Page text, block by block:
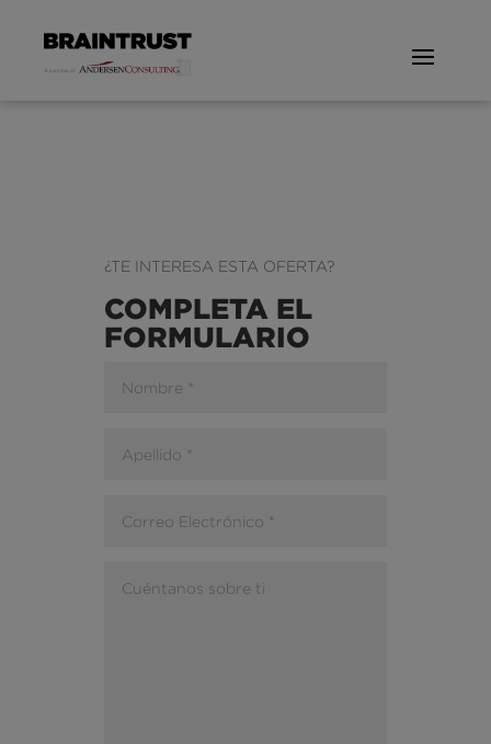
¿TE INTERESA ESTA OFERTA?
COMPLETA EL
FORMULARIO